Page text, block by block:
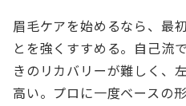
眉毛ケアを始めるなら、最
とを強くすすめる。自己流
きのリカバリーが難しく、
高い。プロに一度ベースの